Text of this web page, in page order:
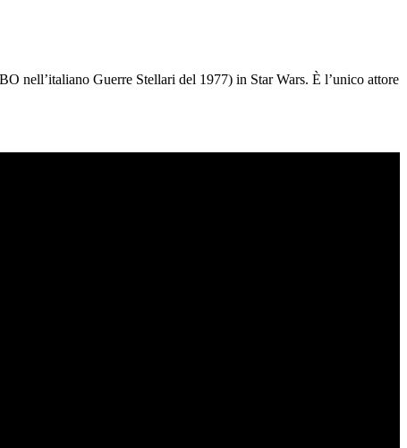
nell’italiano Guerre Stellari del 1977) in Star Wars. È l’unico attore